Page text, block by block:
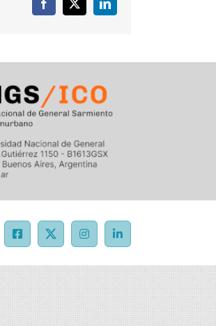
Facebook
X LinkedIn
Facebook
X InstagramLinkedIn